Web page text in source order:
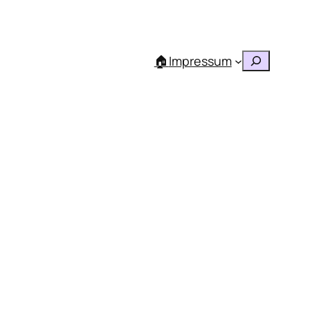
🏠 Impressum Suchen